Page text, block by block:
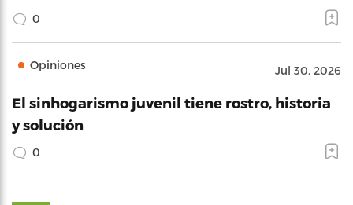
0
Opiniones Jul 30, 2026
El sinhogarismo juvenil tiene rostro, historia
y solución
0